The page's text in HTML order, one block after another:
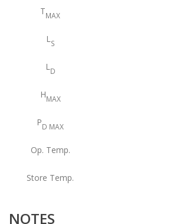
TMAX
LS
LD
HMAX
PD MAX
Op. Temp.
Store Temp.
NOTES